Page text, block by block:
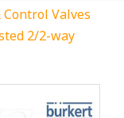
Control Valves
2/2-way